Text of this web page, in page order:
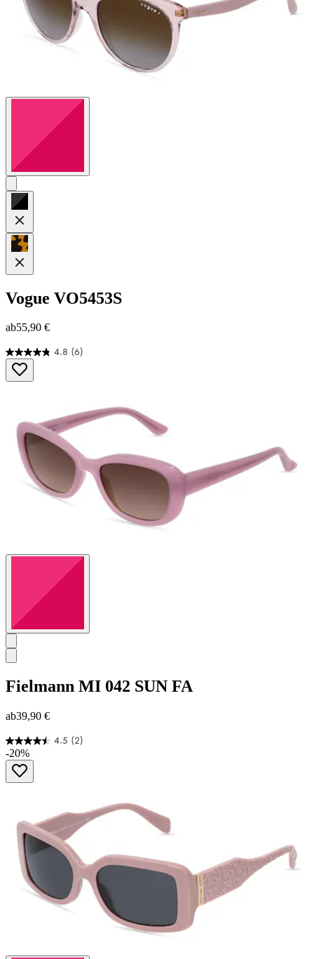
Vogue VO5453S
ab55,90 €
4.8 (6)
4.8
von
5
Bewertungen
Fielmann MI 042 SUN FA
ab39,90 €
4.5 (2)
4.5
von
Sternen.
-20%